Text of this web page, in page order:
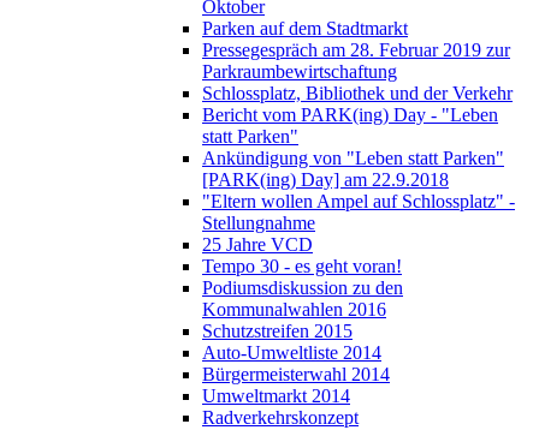
Oktober
Parken auf dem Stadtmarkt
Pressegespräch am 28. Februar 2019 zur
Parkraumbewirtschaftung
Schlossplatz, Bibliothek und der Verkehr
Bericht vom PARK(ing) Day - "Leben
statt Parken"
Ankündigung von "Leben statt Parken"
[PARK(ing) Day] am 22.9.2018
"Eltern wollen Ampel auf Schlossplatz" -
Stellungnahme
25 Jahre VCD
Tempo 30 - es geht voran!
Podiumsdiskussion zu den
Kommunalwahlen 2016
Schutzstreifen 2015
Auto-Umweltliste 2014
Bürgermeisterwahl 2014
Umweltmarkt 2014
Radverkehrskonzept